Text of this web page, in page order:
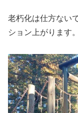
老朽化は仕方ない
ション上がります。